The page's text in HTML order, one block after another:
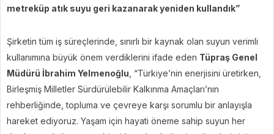
metreküp atık suyu geri kazanarak yeniden kullandık”
Şirketin tüm iş süreçlerinde, sınırlı bir kaynak olan suyun verimli
kullanımına büyük önem verdiklerini ifade eden Tüpraş Genel
Müdürü İbrahim Yelmenoğlu , “Türkiye’nin enerjisini üretirken,
Birleşmiş Milletler Sürdürülebilir Kalkınma Amaçları’nın
rehberliğinde, topluma ve çevreye karşı sorumlu bir anlayışla
hareket ediyoruz. Yaşam için hayati öneme sahip suyun her